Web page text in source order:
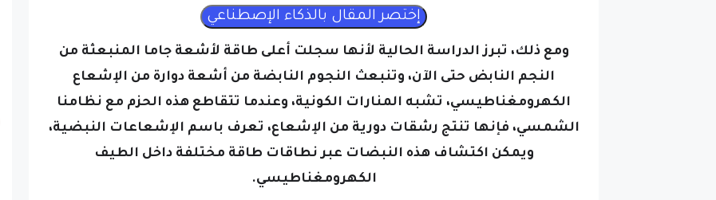
ومع ذلك، تبرز الدراسة الحالية لأنها سجلت أعلى طاقة لأشعة جاما المنبعثة من
النجم النابض حتى الآن، وتنبعث النجوم النابضة من أشعة دوارة من الإشعاع
الكهرومغناطيسي، تشبه المنارات الكونية، وعندما تتقاطع هذه الحزم مع نظامنا
الشمسي، فإنها تنتج رشقات دورية من الإشعاع، تعرف باسم الإشعاعات النبضية،
ويمكن اكتشاف هذه النبضات عبر نطاقات طاقة مختلفة داخل الطيف
الكهرومغناطيسي.